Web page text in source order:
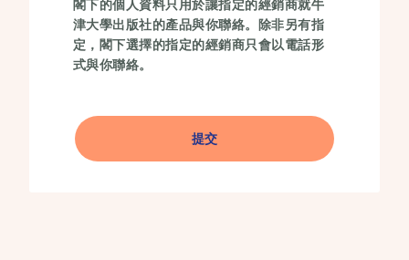
閣下的個人資料只用於讓指定的經銷商就牛
津大學出版社的產品與你聯絡。除非另有指
定，閣下選擇的指定的經銷商只會以電話形
式與你聯絡。